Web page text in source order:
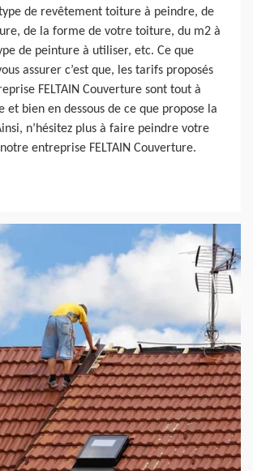
de revêtement toiture à peindre, de
de la forme de votre toiture, du m2 à
de peinture à utiliser, etc. Ce que
assurer c’est que, les tarifs proposés
FELTAIN Couverture sont tout à
et bien en dessous de ce que propose la
n’hésitez plus à faire peindre votre
entreprise FELTAIN Couverture.